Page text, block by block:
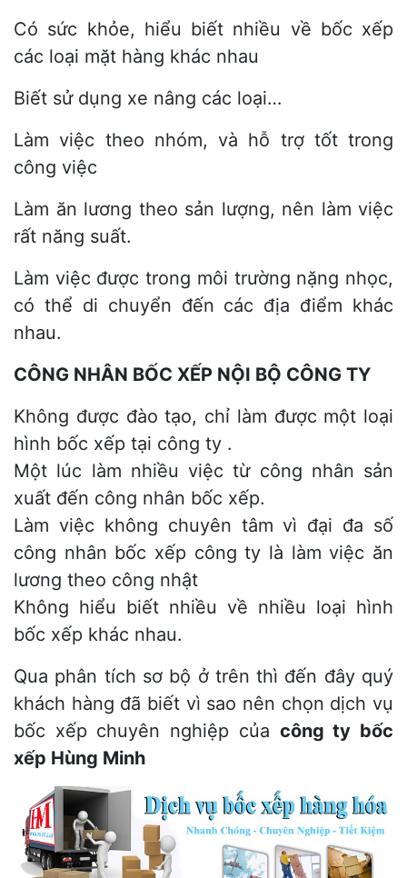
Có sức khỏe, hiểu biết nhiều về bốc xếp
các loại mặt hàng khác nhau
Biết sử dụng xe nâng các loại…
Làm việc theo nhóm, và hỗ trợ tốt trong
công việc
Làm ăn lương theo sản lượng, nên làm việc
rất năng suất.
Làm việc được trong môi trường nặng nhọc,
có thể di chuyển đến các địa điểm khác
nhau.
CÔNG NHÂN BỐC XẾP NỘI BỘ CÔNG TY
Không được đào tạo, chỉ làm được một loại
hình bốc xếp tại công ty .
Một lúc làm nhiều việc từ công nhân sản
xuất đến công nhân bốc xếp.
Làm việc không chuyên tâm vì đại đa số
công nhân bốc xếp công ty là làm việc ăn
lương theo công nhật
Không hiểu biết nhiều về nhiều loại hình
bốc xếp khác nhau.
Qua phân tích sơ bộ ở trên thì đến đây quý
khách hàng đã biết vì sao nên chọn dịch vụ
bốc xếp chuyên nghiệp của công ty bốc
xếp Hùng Minh